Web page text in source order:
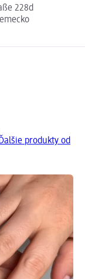
228d
produkty od